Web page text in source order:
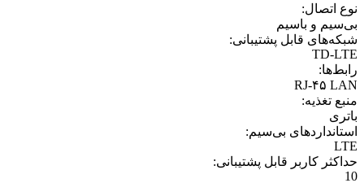
نوع اتصال:
بی‌سیم و باسیم
شبکه‌های قابل پشتیبانی:
TD-LTE
رابط‌ها:
RJ-۴۵ LAN
منبع تغذیه:
باتری
استانداردهای بی‌سیم:
LTE
حداکثر کاربر قابل پشتیبانی:
10